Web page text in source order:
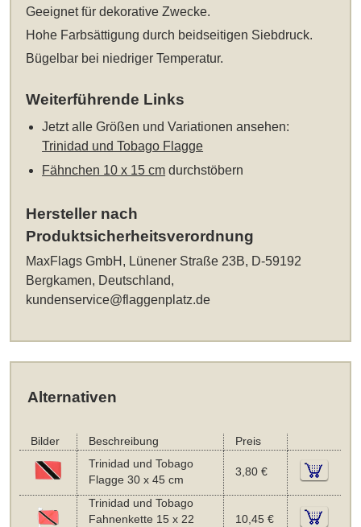
Geeignet für dekorative Zwecke.
Hohe Farbsättigung durch beidseitigen Siebdruck.
Bügelbar bei niedriger Temperatur.
Weiterführende Links
Jetzt alle Größen und Variationen ansehen:
Trinidad und Tobago Flagge
Fähnchen 10 x 15 cm durchstöbern
Hersteller nach
Produktsicherheitsverordnung
MaxFlags GmbH, Lünener Straße 23B, D-59192
Bergkamen, Deutschland,
kundenservice@flaggenplatz.de
Alternativen
Bilder Beschreibung
Preis
Trinidad und Tobago
Flagge 30 x 45 cm
3,80 €
Trinidad und Tobago
Fahnenkette 15 x 22
10,45 €